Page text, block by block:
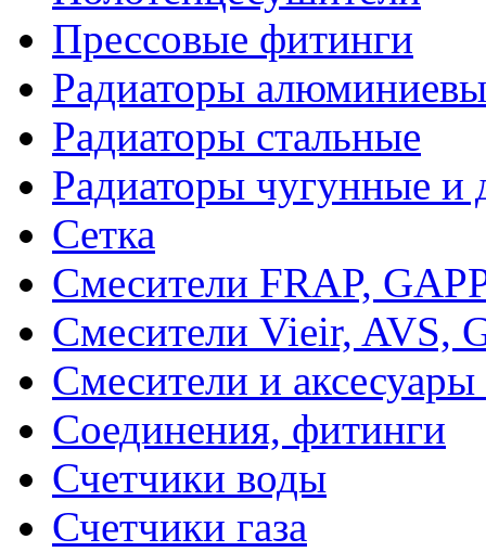
Прессовые фитинги
Радиаторы
Радиаторы стальные
Радиаторы чугунные и
Сетка
Смесители FRAP,
Смесители Vieir, AVS,
Смесители и
Соединения, фитинги
Счетчики воды
Счетчики газа